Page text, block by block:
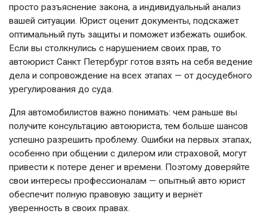
просто разъяснение закона, а индивидуальный анализ
вашей ситуации. Юрист оценит документы, подскажет
оптимальный путь защиты и поможет избежать ошибок.
Если вы столкнулись с нарушением своих прав, то
автоюрист Санкт Петербург готов взять на себя ведение
дела и сопровождение на всех этапах — от досудебного
урегулирования до суда.
Для автомобилистов важно понимать: чем раньше вы
получите консультацию автоюриста, тем больше шансов
успешно разрешить проблему. Ошибки на первых этапах,
особенно при общении с дилером или страховой, могут
привести к потере денег и времени. Поэтому доверяйте
свои интересы профессионалам — опытный авто юрист
обеспечит полную правовую защиту и вернёт
уверенность в своих правах.